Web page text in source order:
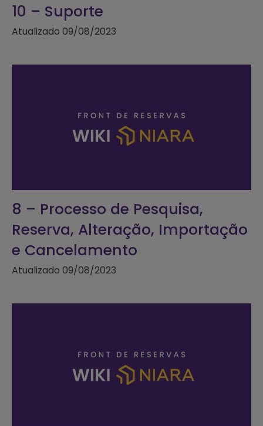
10 – Suporte
Atualizado 09/08/2023
8 – Processo de Pesquisa,
Reserva, Alteração, Importação
e Cancelamento
Atualizado 09/08/2023